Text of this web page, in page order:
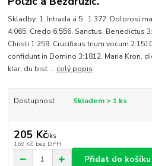
Skladby: 1. Intrada á 5 1:372. Dolorosi
4:065. Credo 6:556. Sanctus, Benedictus
Christi 1:259. Crucifixus trium vocum
confidunt in Domino 3:1812. Maria Kron,
klar, du bist ... celý popis
Dostupnost Skladem > 1 ks
205 Kč/ks
169 Kč bez DPH
Přidat do košíku